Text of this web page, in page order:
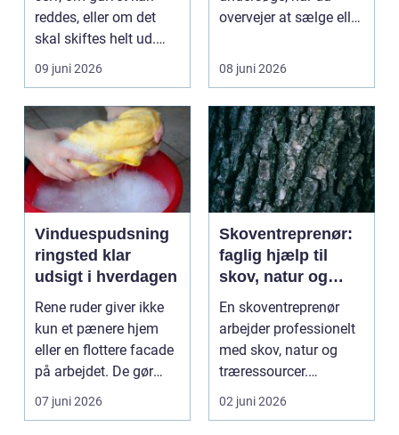
reddes, eller om det
skal skiftes helt ud.
Svaret er of...
09 juni 2026
overvejer at sælge eller
08 juni 2026
Vinduespudsning
ringsted klar
udsigt i hverdagen
Rene ruder giver ikke
kun et pænere hjem
eller en flottere facade
på arbejdet. De gør
også en forske...
07 juni 2026
Skoventreprenør:
faglig hjælp til
skov, natur og
biomasse
En skoventreprenør
arbejder professionelt
med skov, natur og
træressourcer.
Opgaverne s...
02 juni 2026